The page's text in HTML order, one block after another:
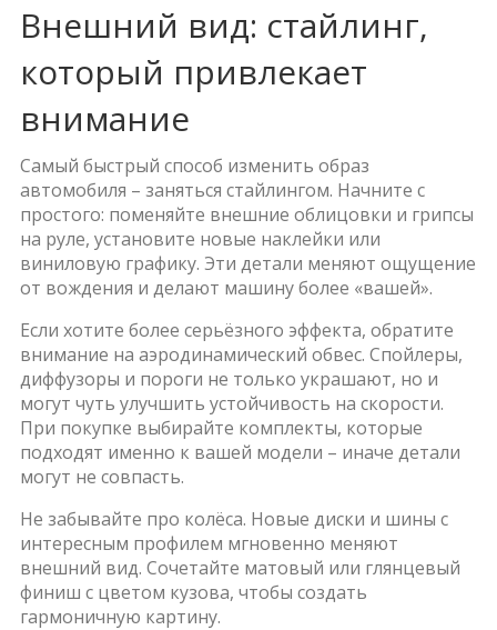
Внешний вид: стайлинг,
который привлекает
внимание
Самый быстрый способ изменить образ
автомобиля – заняться стайлингом. Начните с
простого: поменяйте внешние облицовки и грипсы
на руле, установите новые наклейки или
виниловую графику. Эти детали меняют ощущение
от вождения и делают машину более «вашей».
Если хотите более серьёзного эффекта, обратите
внимание на аэродинамический обвес. Спойлеры,
диффузоры и пороги не только украшают, но и
могут чуть улучшить устойчивость на скорости.
При покупке выбирайте комплекты, которые
подходят именно к вашей модели – иначе детали
могут не совпасть.
Не забывайте про колёса. Новые диски и шины с
интересным профилем мгновенно меняют
внешний вид. Сочетайте матовый или глянцевый
финиш с цветом кузова, чтобы создать
гармоничную картину.